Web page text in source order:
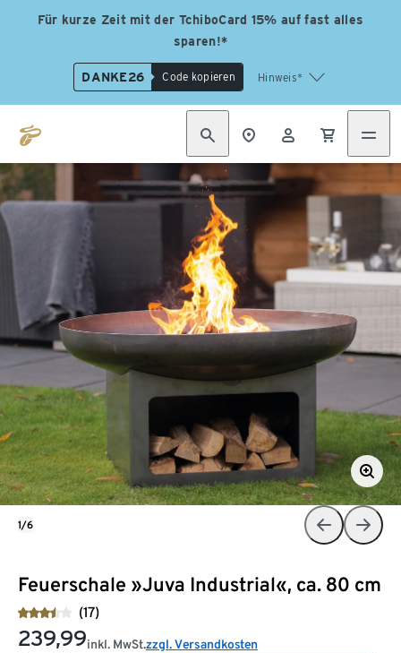
Für kurze Zeit mit der TchiboCard 15% auf fast alles
sparen!*
DANKE26 Code kopieren Hinweis*
Feuerschale »Juva Industrial«, ca. 80 cm
(17)
239,99inkl. MwSt.zzgl. Versandkosten
1/6